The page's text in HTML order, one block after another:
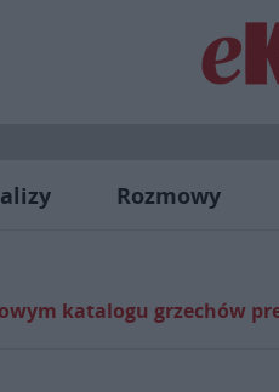
Rozmowy
katalogu grzechów